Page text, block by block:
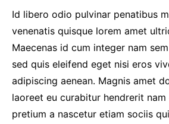
Id libero odio pulvinar penatibus
venenatis quisque lorem amet
Maecenas id cum integer nam
sed quis eleifend eget nisi eros
adipiscing aenean. Magnis amet
laoreet eu curabitur hendrerit nam
pretium a nascetur etiam sociis